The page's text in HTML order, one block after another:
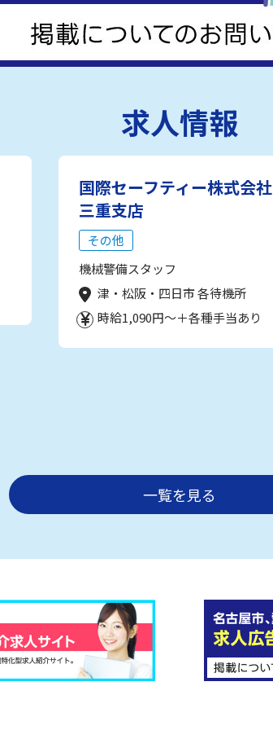
求人情報
国際セーフティー株式会社
三重支店
その他
機械警備スタッフ
津・松阪・四日市 各待機所
時給1,090円～＋各種手当あり
一覧を見る